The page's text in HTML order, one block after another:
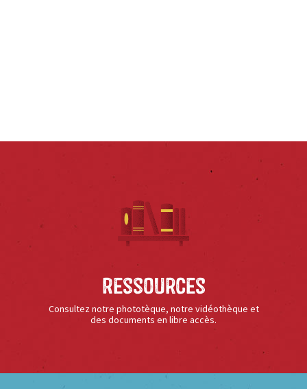
Ressources
Consultez notre phototèque, notre vidéothèque et
des documents en libre accès.